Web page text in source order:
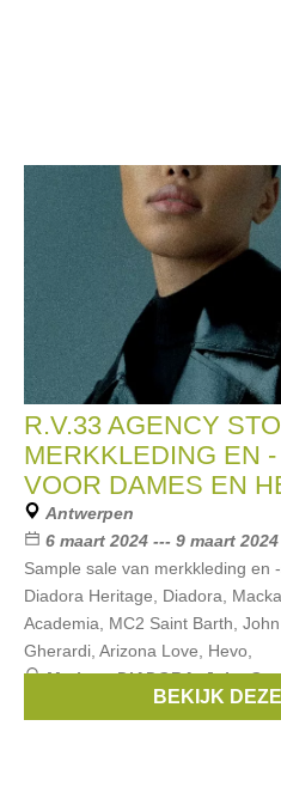
R.V.33 AGENCY
MERKKLEDING EN
VOOR DAMES EN
Antwerpen
6 maart 2024 --- 9 maart 2024
Sample sale van merkkleding en
Diadora Heritage, Diadora,
Academia, MC2 Saint Barth,
Gherardi, Arizona Love, Hevo,
Merken:DIADORA,John
, ...BEKIJK